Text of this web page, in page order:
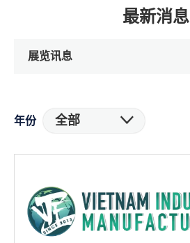
最新消息
展览讯息
年份 全部